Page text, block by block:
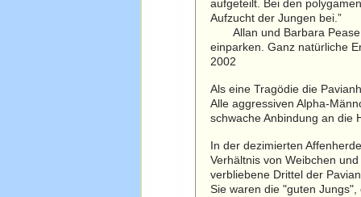
aufgeteilt. Bei den
Aufzucht der Jungen bei.”
Allan und Barbara Pease,
einparken. Ganz natürliche
2002
Als eine Tragödie die
Alle aggressiven Alpha-
schwache Anbindung an die
In der dezimierten
Verhältnis von Weibchen
verbliebene Drittel der
Sie waren die "guten